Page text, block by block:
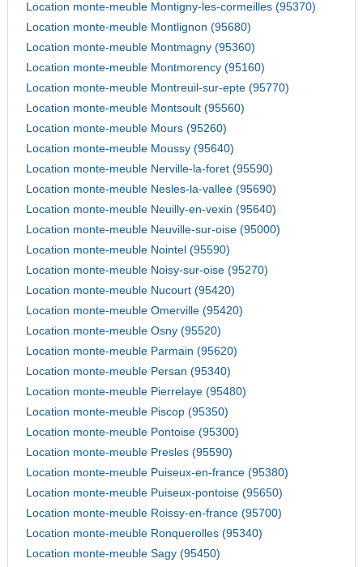
Location monte-meuble Montigny-les-cormeilles (95370)
Location monte-meuble Montlignon (95680)
Location monte-meuble Montmagny (95360)
Location monte-meuble Montmorency (95160)
Location monte-meuble Montreuil-sur-epte (95770)
Location monte-meuble Montsoult (95560)
Location monte-meuble Mours (95260)
Location monte-meuble Moussy (95640)
Location monte-meuble Nerville-la-foret (95590)
Location monte-meuble Nesles-la-vallee (95690)
Location monte-meuble Neuilly-en-vexin (95640)
Location monte-meuble Neuville-sur-oise (95000)
Location monte-meuble Nointel (95590)
Location monte-meuble Noisy-sur-oise (95270)
Location monte-meuble Nucourt (95420)
Location monte-meuble Omerville (95420)
Location monte-meuble Osny (95520)
Location monte-meuble Parmain (95620)
Location monte-meuble Persan (95340)
Location monte-meuble Pierrelaye (95480)
Location monte-meuble Piscop (95350)
Location monte-meuble Pontoise (95300)
Location monte-meuble Presles (95590)
Location monte-meuble Puiseux-en-france (95380)
Location monte-meuble Puiseux-pontoise (95650)
Location monte-meuble Roissy-en-france (95700)
Location monte-meuble Ronquerolles (95340)
Location monte-meuble Sagy (95450)